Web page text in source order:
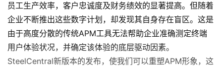
员工生产效率，客户忠诚度及财务绩效的显著提高。但随着
企业不断推出这些数字计划，却发现其自身存在盲区。这是
由于高度分散的传统APM工具无法帮助企业准确测定终端
用户体验状况，并确定该体验的底层驱动因素。
SteelCentral新版本的发布，使我们可以重塑APM形象，这